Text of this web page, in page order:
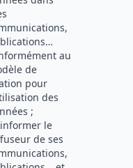
au
de
pour
des
;
le
de ses